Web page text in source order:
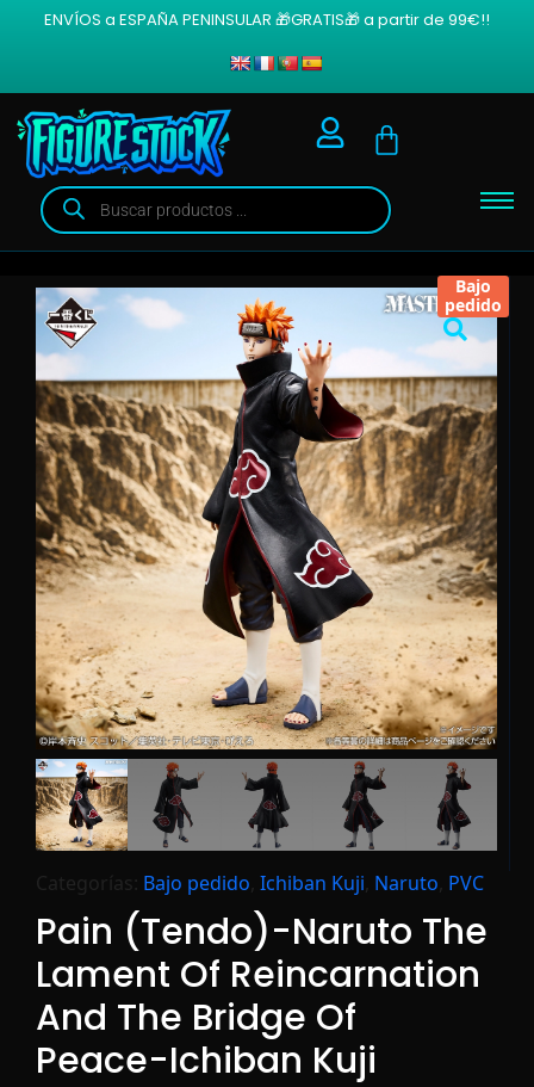
ENVÍOS a ESPAÑA PENINSULAR 🎁GRATIS🎁 a partir de 99€!!
Bajo
pedido
Categorías: Bajo pedido Ichiban Kuji Naruto PVC
Pain (Tendo)-Naruto The
Lament Of Reincarnation
And The Bridge Of
Peace-Ichiban Kuji